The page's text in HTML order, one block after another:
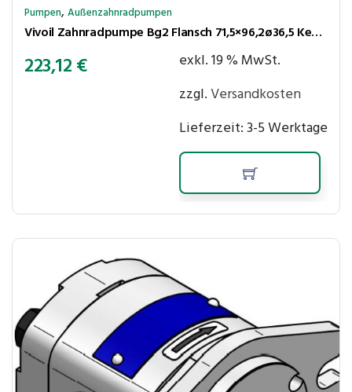
Pumpen,Außenzahnradpumpen
Vivoil Zahnradpumpe Bg2 Flansch 71,5×96,2ø36,5 Kegel 1:8 4,2cm³/U 240bar rechtsl. Anschlüsse LK30-LK30
223,12€
exkl. 19 % MwSt.
zzgl.Versandkosten
Lieferzeit:3-5 Werktage